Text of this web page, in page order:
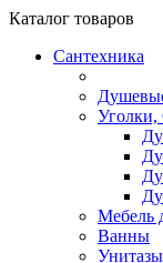
Каталог товаров
Сантехника
Мебель
Ванны
Унитазы